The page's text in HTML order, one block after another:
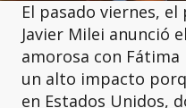
El pasado viernes,
Javier Milei anunció
amorosa con
un alto impacto
en Estados Unidos,